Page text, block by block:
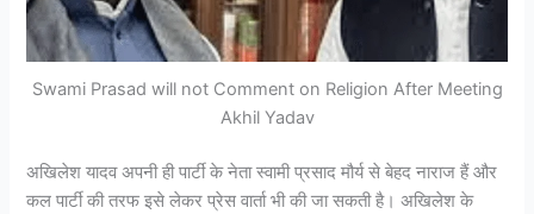
Swami Prasad will not Comment on Religion After Meeting
Akhil Yadav
अखिलेश यादव अपनी ही पार्टी के नेता स्वामी प्रसाद मौर्य से बेहद नाराज हैं और
कल पार्टी की तरफ इसे लेकर प्रेस वार्ता भी की जा सकती है। अखिलेश के